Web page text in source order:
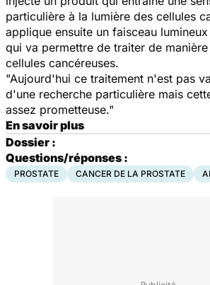
particulière à la lumière des cellules
applique ensuite un faisceau
qui va permettre de traiter de
cellules cancéreuses.
"Aujourd'hui ce traitement n'est pas
d'une recherche particulière mais
assez prometteuse."
En savoir plus
Dossier :
Questions/réponses :
PROSTATE CANCER DE LA PROSTATE